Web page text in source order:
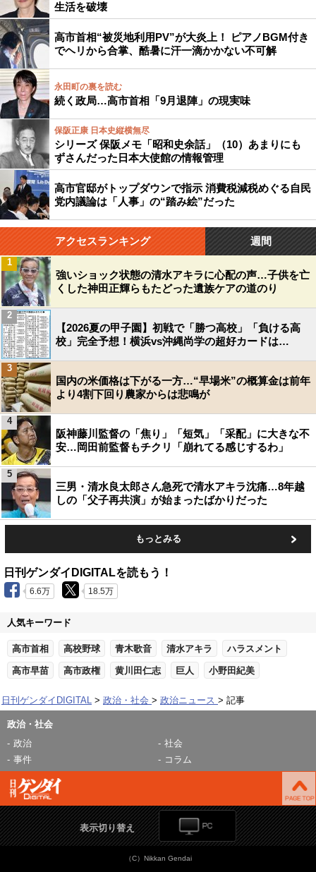
生活を破壊
高市首相“被災地利用PV”が大炎上！ ピアノBGM付き
でヘリから合掌、酷暑に汗一滴かかない不可解
永田町の裏を読む
続く政局…高市首相「9月退陣」の現実味
保阪正康 日本史縦横無尽
シリーズ 保阪メモ「昭和史余話」（10）あまりにも
ずさんだった日本大使館の情報管理
高市官邸がトップダウンで指示 消費税減税めぐる自民
党内議論は「人事」の“踏み絵”だった
アクセスランキング 週間
強いショック状態の清水アキラに心配の声…子供を亡
くした神田正輝らもたどった遺族ケアの道のり
1
【2026夏の甲子園】初戦で「勝つ高校」「負ける高
校」完全予想！横浜vs沖縄尚学の超好カードは…
2
国内の米価格は下がる一方…“早場米”の概算金は前年
より4割下回り農家からは悲鳴が
3
阪神藤川監督の「焦り」「短気」「采配」に大きな不
安…岡田前監督もチクリ「崩れてる感じするわ」
4
三男・清水良太郎さん急死で清水アキラ沈痛…8年越
しの「父子再共演」が始まったばかりだった
5
もっとみる
日刊ゲンダイDIGITALを読もう！
6.6万 18.5万
人気キーワード
高市首相 高校野球 青木歌音 清水アキラ ハラスメント
高市早苗 高市政権 黄川田仁志 巨人 小野田紀美
日刊ゲンダイDIGITAL 政治・社会 政治ニュース 記事
政治・社会
政治
社会
事件
コラム
表示切り替え
（C）Nikkan Gendai